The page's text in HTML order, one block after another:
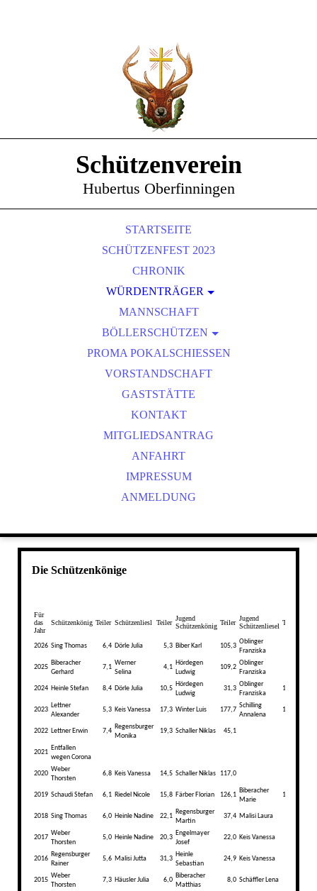
Schützenverein
Hubertus Oberfinningen
STARTSEITE
SCHÜTZENFEST 2023
CHRONIK
WÜRDENTRÄGER
SCHÜTZENKÖNIGE
VEREINSMEISTER
MANNSCHAFT
BÖLLERSCHÜTZEN
OKTOBERFEST & BÖLLERSCHIESSEN
BILDER HUBERTUSMESSE
VIDEO NEUJAHRSBÖLLERN
BILDER BÖLLER
PROMA POKALSCHIESSEN
VORSTANDSCHAFT
GASTSTÄTTE
KONTAKT
MITGLIEDSANTRAG
ANFAHRT
IMPRESSUM
ANMELDUNG
Die Schützenkönige